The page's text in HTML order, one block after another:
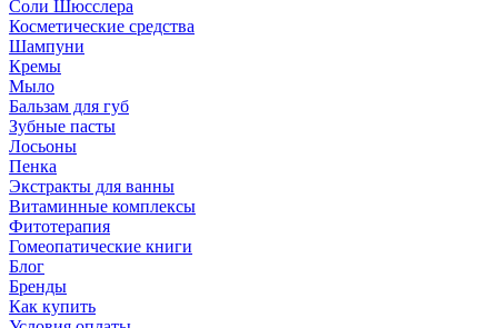
Соли Шюсслера
Косметические средства
Шампуни
Кремы
Мыло
Бальзам для губ
Зубные пасты
Лосьоны
Пенка
Экстракты для ванны
Витаминные комплексы
Фитотерапия
Гомеопатические книги
Блог
Бренды
Как купить